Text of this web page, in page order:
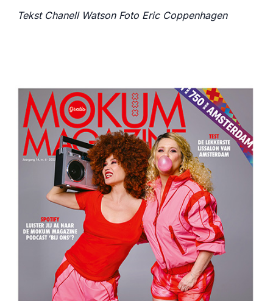
Tekst Chanell Watson Foto Eric Coppenhagen